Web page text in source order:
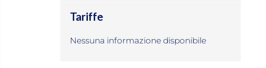
Tariffe
Nessuna informazione disponibile